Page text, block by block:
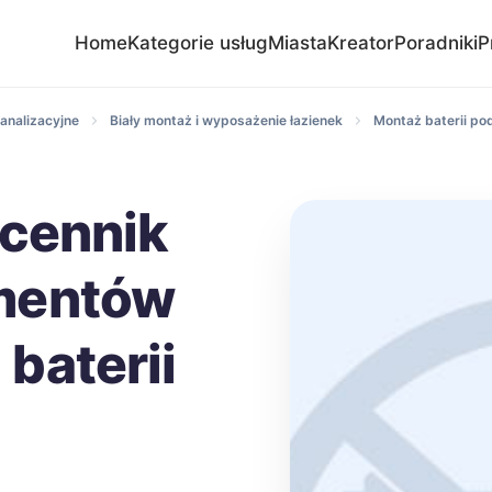
HomeKategorie usługMiastaKreatorPoradniki
Biały montaż i wyposażenie łazienek Montaż baterii